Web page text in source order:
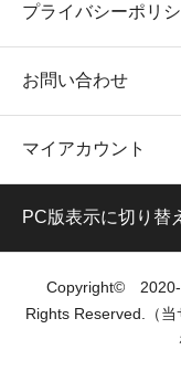
プライバシーポリ
お問い合わせ
マイアカウント
PC版表示に切り替
Copyright©
Rights Reserved.（